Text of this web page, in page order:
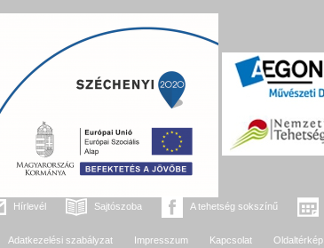
Hírlevél Sajtószoba A tehetség sokszínű
Adatkezelési szabályzat Impresszum Kapcsolat Oldaltérkép